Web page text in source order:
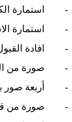
-
استمارة
-
استمارة
-
افادة
-
صورة من
-
أربعة صور
-
صورة من